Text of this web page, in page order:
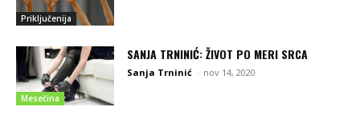
Priključenija
Mesečina
SANJA TRNINIĆ: ŽIVOT PO MERI SRCA
Sanja Trninić - nov 14, 2020